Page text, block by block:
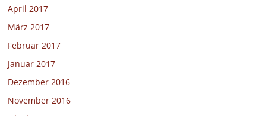
April 2017
März 2017
Februar 2017
Januar 2017
Dezember 2016
November 2016